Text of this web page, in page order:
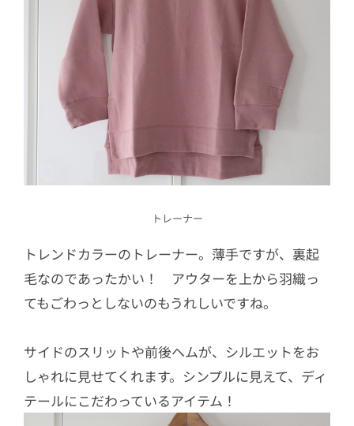
トレーナー
トレンドカラーのトレーナー。薄手ですが、裏起
毛なのであったかい！ アウターを上から羽織っ
てもごわっとしないのもうれしいですね。
サイドのスリットや前後ヘムが、シルエットをお
しゃれに見せてくれます。シンプルに見えて、ディ
テールにこだわっているアイテム！